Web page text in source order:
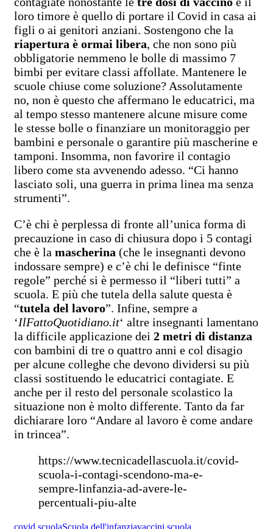
loro timore è quello di portare il Covid in casa ai
figli o ai genitori anziani. Sostengono che la
riapertura è ormai libera, che non sono più
obbligatorie nemmeno le bolle di massimo 7
bimbi per evitare classi affollate. Mantenere le
scuole chiuse come soluzione? Assolutamente
no, non è questo che affermano le educatrici, ma
al tempo stesso mantenere alcune misure come
le stesse bolle o finanziare un monitoraggio per
bambini e personale o garantire più mascherine e
tamponi. Insomma, non favorire il contagio
libero come sta avvenendo adesso. “Ci hanno
lasciato soli, una guerra in prima linea ma senza
strumenti”.
C’è chi è perplessa di fronte all’unica forma di
precauzione in caso di chiusura dopo i 5 contagi
che è la mascherina (che le insegnanti devono
indossare sempre) e c’è chi le definisce “finte
regole” perché si è permesso il “liberi tutti” a
scuola. E più che tutela della salute questa è
“tutela del lavoro”. Infine, sempre a
‘IlFattoQuotidiano.it‘ altre insegnanti lamentano
la difficile applicazione dei 2 metri di distanza
con bambini di tre o quattro anni e col disagio
per alcune colleghe che devono dividersi su più
classi sostituendo le educatrici contagiate. E
anche per il resto del personale scolastico la
situazione non è molto differente. Tanto da far
dichiarare loro “Andare al lavoro è come andare
in trincea”.
https://www.tecnicadellascuola.it/covid-
scuola-i-contagi-scendono-ma-e-
sempre-linfanzia-ad-avere-le-
percentuali-piu-alte
covid scuolaScuola dell'infanziavaccini scuola